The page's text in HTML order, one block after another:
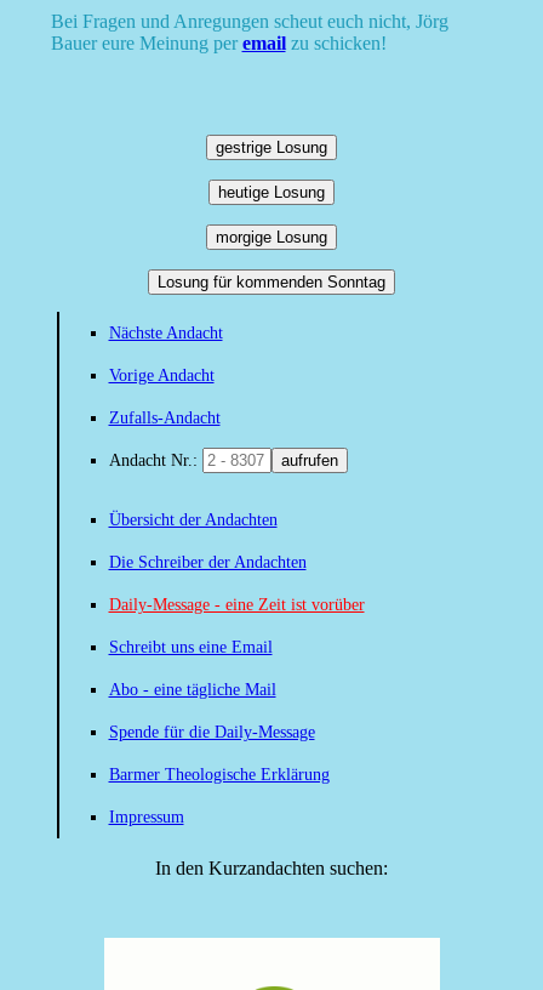
Bei Fragen und Anregungen scheut euch nicht, Jörg
Bauer eure Meinung peremailzu schicken!
gestrige Losung
heutige Losung
morgige Losung
Losung für kommenden Sonntag
Nächste Andacht
Vorige Andacht
Zufalls-Andacht
Andacht Nr.: aufrufen
Übersicht der Andachten
Die Schreiber der Andachten
Daily-Message - eine Zeit ist vorüber
Schreibt uns eine Email
Abo - eine tägliche Mail
Spende für die Daily-Message
Barmer Theologische Erklärung
Impressum
In den Kurzandachten suchen: